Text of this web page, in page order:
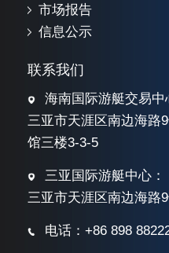
市场报告
信息公示
联系我们
海南国际游艇交易中
三亚市天涯区南边海路
馆三楼3-3-5
三亚国际游艇中心：
三亚市天涯区南边海路
电话：+86 898